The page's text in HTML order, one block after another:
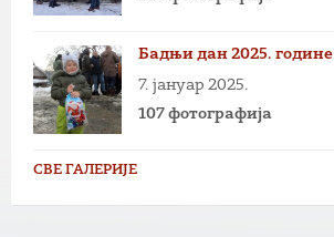
Бадњи дан 2025. године
7. јануар 2025.
107 фотографија
СВЕ ГАЛЕРИЈЕ